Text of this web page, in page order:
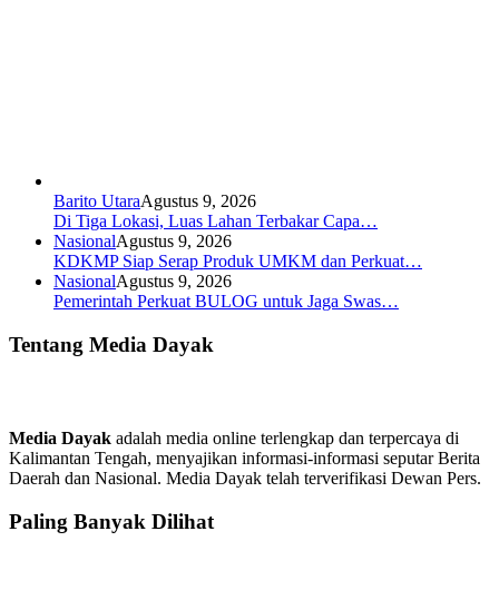
Barito UtaraAgustus 9, 2026
Di Tiga Lokasi, Luas Lahan Terbakar Capa…
NasionalAgustus 9, 2026
KDKMP Siap Serap Produk UMKM dan Perkuat…
NasionalAgustus 9, 2026
Pemerintah Perkuat BULOG untuk Jaga Swas…
Tentang Media Dayak
Media Dayak adalah media online terlengkap dan terpercaya di
Kalimantan Tengah, menyajikan informasi-informasi seputar Berita
Daerah dan Nasional. Media Dayak telah terverifikasi Dewan Pers.
Paling Banyak Dilihat